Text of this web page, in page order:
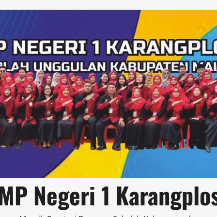
Negeri 1